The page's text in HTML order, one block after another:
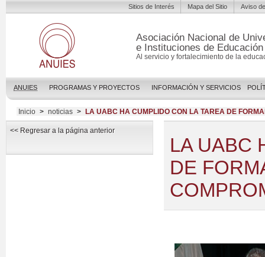
Asociación Nacional de
e Instituciones de
Al servicio y fortalecimiento de la
ANUIES PROGRAMAS Y PROYECTOS INFORMACIÓN Y SERVICIOS
Sitios de Interés Mapa del Sitio Aviso
Inicio > noticias > LA UABC HA CUMPLIDO CON LA TAREA DE
<< Regresar a la página anterior
LA UABC
DE